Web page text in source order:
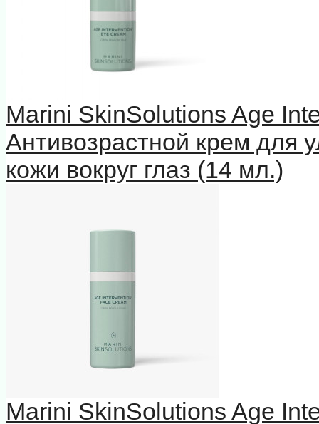
Marini SkinSolutions Age
Антивозрастной крем для
кожи вокруг глаз (14 мл.)
Marini SkinSolutions Age